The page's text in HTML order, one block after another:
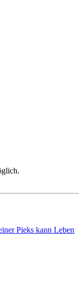
Pieks kann Leben